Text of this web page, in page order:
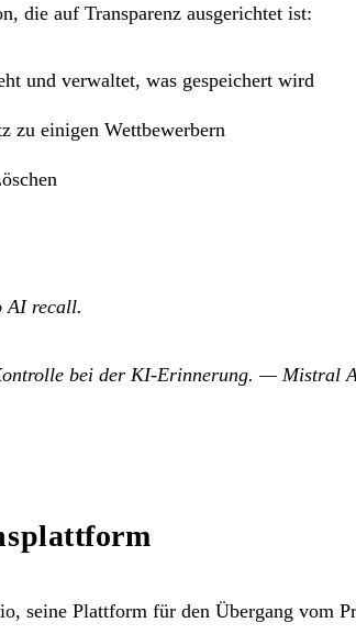
die auf Transparenz ausgerichtet ist:
und verwaltet, was gespeichert wird
zu einigen Wettbewerbern
AI recall.
bei der KI-Erinnerung. — Mistral
seine Plattform für den Übergang vom